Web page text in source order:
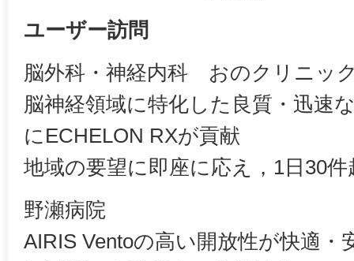
ユーザー訪問
脳外科・神経内科 おのクリニッ
脳神経領域に特化した良質・迅速
にECHELON RXが貢献
地域の要望に即座に応え，1日30
野瀬病院
AIRIS Ventoの高い開放性が快適・